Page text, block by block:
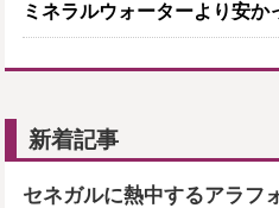
ミネラルウォーターより安か
新着記事
セネガルに熱中するアラフ